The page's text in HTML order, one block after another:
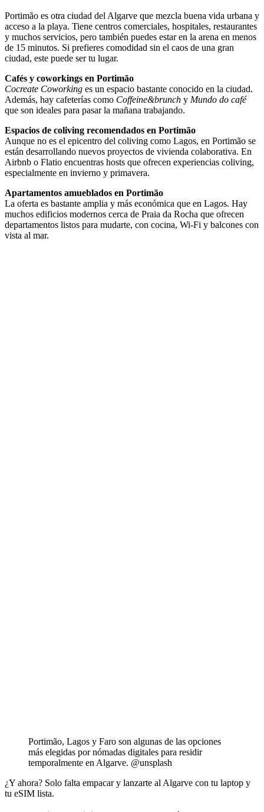
Portimão es otra ciudad del Algarve que mezcla buena vida urbana y
acceso a la playa. Tiene centros comerciales, hospitales, restaurantes
y muchos servicios, pero también puedes estar en la arena en menos
de 15 minutos. Si prefieres comodidad sin el caos de una gran
ciudad, este puede ser tu lugar.
Cafés y coworkings en Portimão
Cocreate Coworking es un espacio bastante conocido en la ciudad.
Además, hay cafeterías como Coffeine&brunch y Mundo do café
que son ideales para pasar la mañana trabajando.
Espacios de coliving recomendados en Portimão
Aunque no es el epicentro del coliving como Lagos, en Portimão se
están desarrollando nuevos proyectos de vivienda colaborativa. En
Airbnb o Flatio encuentras hosts que ofrecen experiencias coliving,
especialmente en invierno y primavera.
Apartamentos amueblados en Portimão
La oferta es bastante amplia y más económica que en Lagos. Hay
muchos edificios modernos cerca de Praia da Rocha que ofrecen
departamentos listos para mudarte, con cocina, Wi-Fi y balcones con
vista al mar.
Portimão, Lagos y Faro son algunas de las opciones
más elegidas por nómadas digitales para residir
temporalmente en Algarve. @unsplash
¿Y ahora? Solo falta empacar y lanzarte al Algarve con tu laptop y
tu eSIM lista.